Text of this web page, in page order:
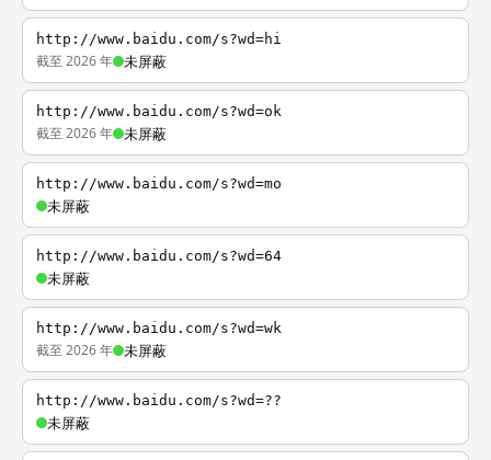
http://www.baidu.com/s?wd=hi
截至 2026 年 未屏蔽
http://www.baidu.com/s?wd=ok
截至 2026 年 未屏蔽
http://www.baidu.com/s?wd=mo
未屏蔽
http://www.baidu.com/s?wd=64
未屏蔽
http://www.baidu.com/s?wd=wk
截至 2026 年 未屏蔽
http://www.baidu.com/s?wd=??
未屏蔽